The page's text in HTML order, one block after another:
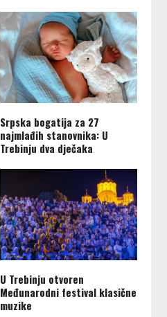
Srpska bogatija za 27
najmlađih stanovnika: U
Trebinju dva dječaka
U Trebinju otvoren
Međunarodni festival klasične
muzike